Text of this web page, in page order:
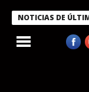
NOTICIAS DE
condecora a